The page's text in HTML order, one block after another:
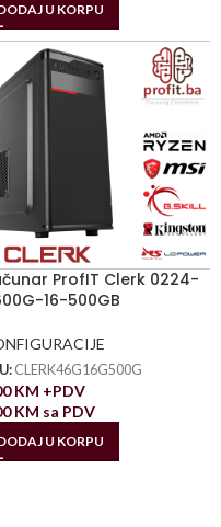
U KORPU
ProfIT Clerk 0224-
16-500GB
CLERK46G16G500G
KM +PDV
KM sa PDV
U KORPU